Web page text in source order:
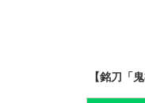
【銘刀「